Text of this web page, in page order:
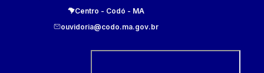
Centro - Codó - MA
ouvidoria@codo.ma.gov.br